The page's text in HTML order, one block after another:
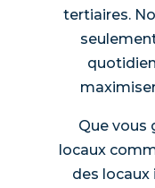
tertiaires.
Que vous
locaux
des locaux